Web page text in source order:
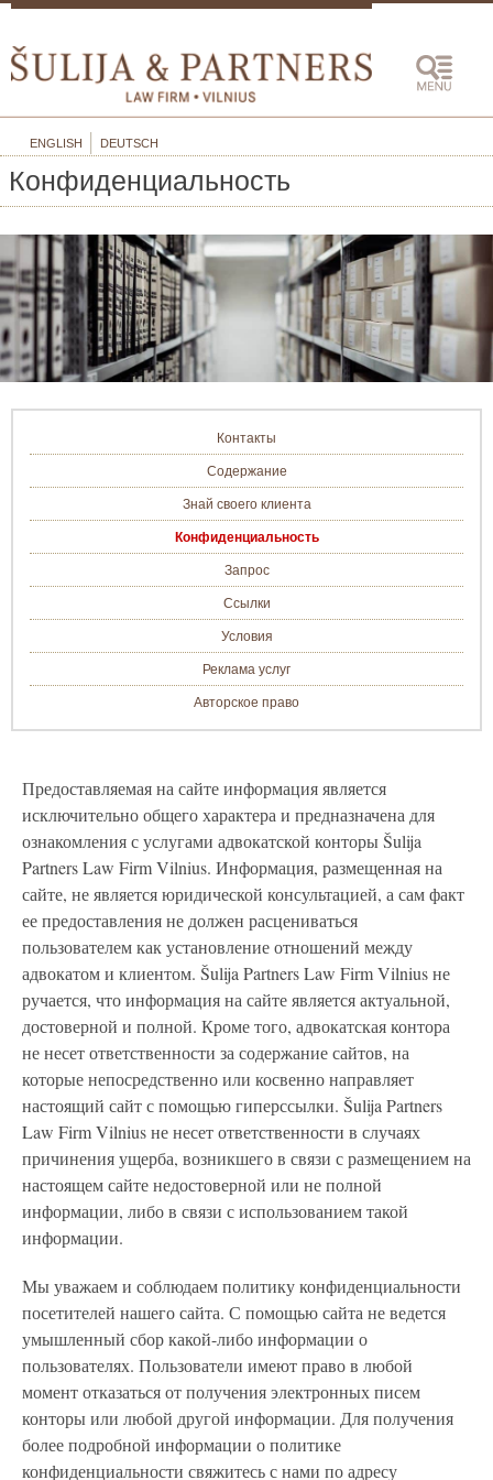
ENGLISH DEUTSCH
Конфиденциальность
Контакты
Содержание
Знай своего клиента
Конфиденциальность
Запрос
Ссылки
Условия
Реклама услуг
Авторское право
Предоставляемая на сайте информация является
исключительно общего характера и предназначена для
ознакомления с услугами адвокатской конторы Šulija
Partners Law Firm Vilnius. Информация, размещенная на
сайте, не является юридической консультацией, а сам факт
ее предоставления не должен расцениваться
пользователем как установление отношений между
адвокатом и клиентом. Šulija Partners Law Firm Vilnius не
ручается, что информация на сайте является актуальной,
достоверной и полной. Кроме того, адвокатская контора
не несет ответственности за содержание сайтов, на
которые непосредственно или косвенно направляет
настоящий сайт с помощью гиперссылки. Šulija Partners
Law Firm Vilnius не несет ответственности в случаях
причинения ущерба, возникшего в связи с размещением на
настоящем сайте недостоверной или не полной
информации, либо в связи с использованием такой
информации.
Мы уважаем и соблюдаем политику конфиденциальности
посетителей нашего сайта. С помощью сайта не ведется
умышленный сбор какой-либо информации о
пользователях. Пользователи имеют право в любой
момент отказаться от получения электронных писем
конторы или любой другой информации. Для получения
более подробной информации о политике
конфиденциальности свяжитесь с нами по адресу